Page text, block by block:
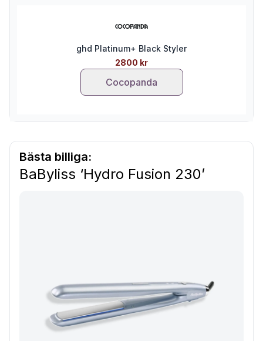
ghd Platinum+ Black Styler
2800 kr
Cocopanda
Bästa billiga:
BaByliss ‘Hydro Fusion 230’